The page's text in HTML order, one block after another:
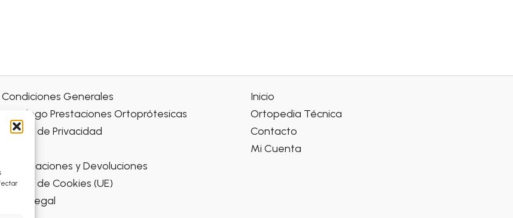
Condiciones Generales
Catálogo Prestaciones Ortoprótesicas
Política de Privacidad
Cancelaciones y Devoluciones
Política de Cookies (UE)
Aviso Legal
Inicio
Ortopedia Técnica
Contacto
Mi Cuenta